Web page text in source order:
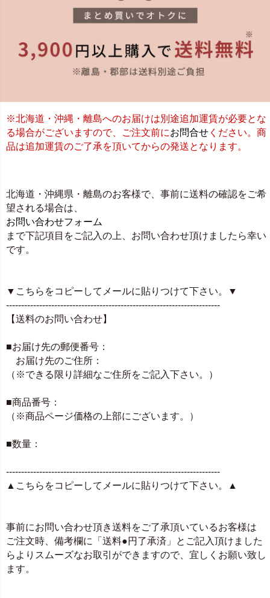
※北海道・沖縄・離島へのお届けは別途追加運賃が必要とな
る場合がございますので、ご注文前にお問合せ ください。商
品は追加運賃のご了承を頂いてからの発送となります。
北海道・沖縄県・離島のお客様で、事前に送料の確認をご希
望される場合は、
お問い合わせフォーム
まで下記項目をご記入の上、お問い合わせ頂けましたら幸い
です。
▼こちらをコピーしてメールに貼りつけて下さい。▼
-----------------------------------------------------------------------
【送料のお問い合わせ】
■お届け先の郵便番号：
お届け先のご住所：
（※できる限り詳細なご住所をご記入下さい。）
■商品番号：
（※商品ページ価格の上部にございます。）
■数量：
-----------------------------------------------------------------------
▲こちらをコピーしてメールに貼りつけて下さい。▲
事前にお問い合わせ頂き送料をご了承頂いているお客様は
ご注文時、備考欄に「送料●円了承済」とご記入頂けました
らよりスムーズなお取引ができますので、宜しくお願い致し
ます。